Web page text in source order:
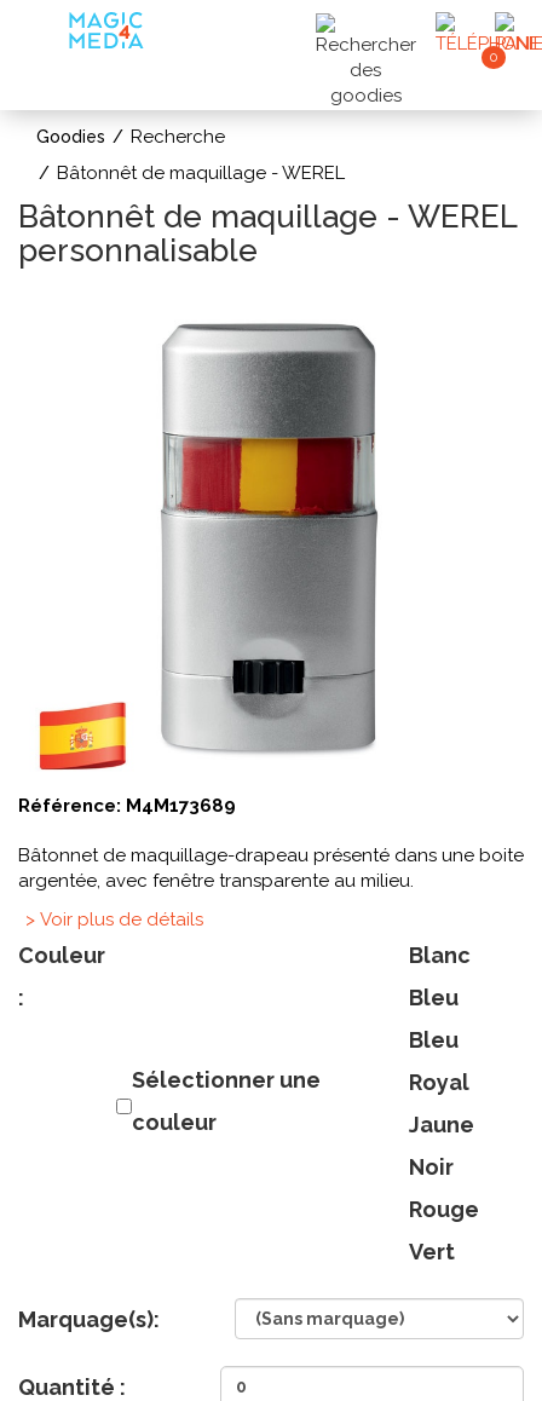
0
Goodies
Recherche
Bâtonnêt de maquillage - WEREL
Bâtonnêt de maquillage - WEREL
personnalisable
Référence: M4M173689
Bâtonnet de maquillage-drapeau présenté dans une boite
argentée, avec fenêtre transparente au milieu.
> Voir plus de détails
Couleur
:
Sélectionner une
couleur
Blanc
Bleu
Bleu
Royal
Jaune
Noir
Rouge
Vert
Marquage(s):
Quantité :